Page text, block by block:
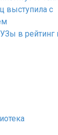
выступила с
в рейтинг